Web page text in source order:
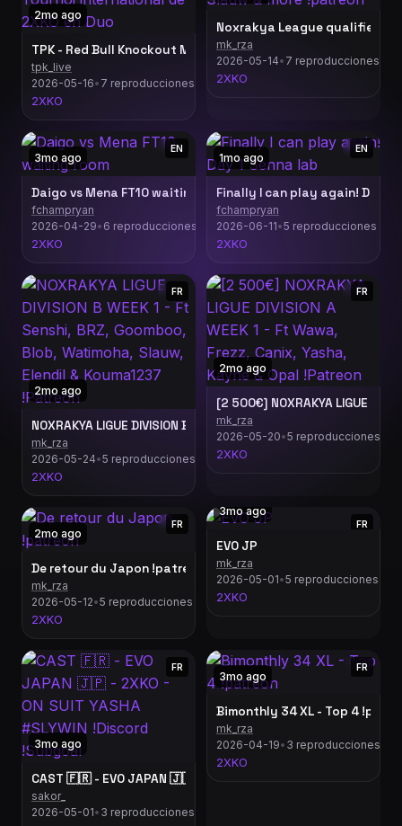
2mo ago
TPK - Red Bull Knockout Main Event - Tournoi international
tpk_live
2026-05-16• 7 reproducciones
2XKO
Noxrakya League qualifier #2
mk_rza
2026-05-14• 7 reproducciones
2XKO
3mo ago
EN
Daigo vs Mena FT10 waiting room
fchampryan
2026-04-29• 6 reproducciones
2XKO
1mo ago
EN
Finally I can play again! Day 1
fchampryan
2026-06-11•5 reproducciones
2XKO
2mo ago
FR
NOXRAKYA LIGUE DIVISION B WEEK 1 - Ft Senshi, BRZ,
mk_rza
2026-05-24•5 reproducciones
2XKO
2mo ago
FR
[2 500€] NOXRAKYA LIGUE
mk_rza
2026-05-20•5 reproducciones
2XKO
2mo ago
FR
De retour du Japon !patreon
mk_rza
2026-05-12•5 reproducciones
2XKO
3mo ago
FR
EVO JP
mk_rza
2026-05-01•5 reproducciones
2XKO
3mo ago
FR
CAST 🇫🇷 - EVO JAPAN 🇯🇵 - 2XKO - ON SUIT YASHA #SLYWIN
sakor_
2026-05-01• 3 reproducciones
3mo ago
FR
Bimonthly 34 XL - Top 4
mk_rza
2026-04-19• 3 reproducciones
2XKO